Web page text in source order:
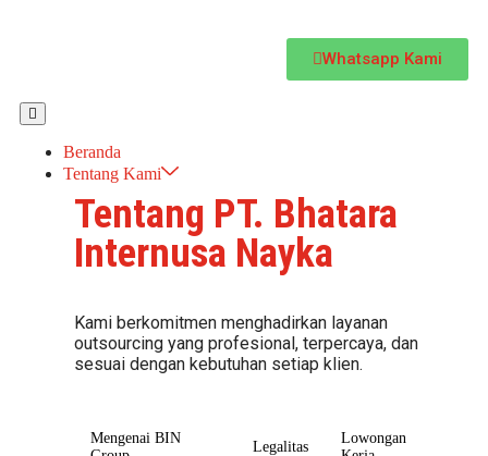
Whatsapp Kami
Beranda
Tentang Kami
Tentang PT. Bhatara
Internusa Nayka
Kami berkomitmen menghadirkan layanan
outsourcing yang profesional, terpercaya, dan
sesuai dengan kebutuhan setiap klien.
Mengenai BIN
Legalitas
Lowongan